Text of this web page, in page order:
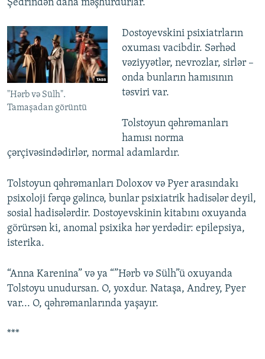
Şedrindən daha məşhurdurlar.
"Hərb və Sülh".
Tamaşadan görüntü
Dostoyevskini psixiatrların
oxuması vacibdir. Sərhəd
vəziyyətlər, nevrozlar, sirlər –
onda bunların hamısının
təsviri var.
Tolstoyun qəhrəmanları
hamısı norma
çərçivəsindədirlər, normal adamlardır.
Tolstoyun qəhrəmanları Doloxov və Pyer arasındakı
psixoloji fərqə gəlincə, bunlar psixiatrik hadisələr deyil,
sosial hadisələrdir. Dostoyevskinin kitabını oxuyanda
görürsən ki, anomal psixika hər yerdədir: epilepsiya,
isterika.
“Anna Karenina” və ya “”Hərb və Sülh”ü oxuyanda
Tolstoyu unudursan. O, yoxdur. Nataşa, Andrey, Pyer
var... O, qəhrəmanlarında yaşayır.
***